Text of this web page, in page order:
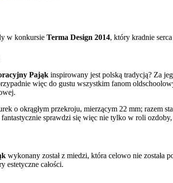
w konkursie Terma Design 2014, który kradnie
Pająk inspirowany jest polską tradycją? Za
więc do gustu wszystkim fanom
o okrągłym przekroju, mierzącym 22 mm; razem
fantastycznie sprawdzi się więc nie tylko w roli ozdoby,
wykonany został z miedzi, która celowo nie została
estetyczne całości.